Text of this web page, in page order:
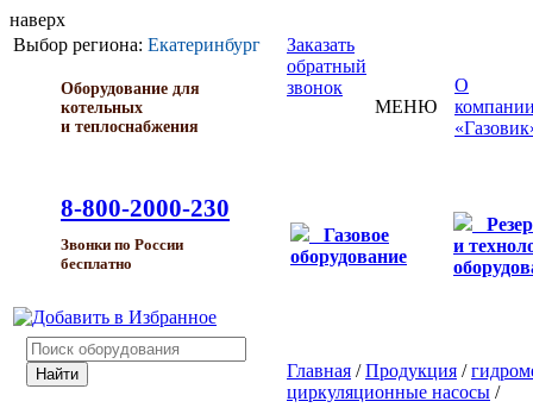
наверх
Выбор региона: Екатеринбург
Оборудование для
котельных
и теплоснабжения
8-800-2000-230
Звонки по России
бесплатно
Заказать
обратный
звонок
МЕНЮ
О
Газовое
оборудование
и
Главная /Продукция /
циркуляционные насосы /